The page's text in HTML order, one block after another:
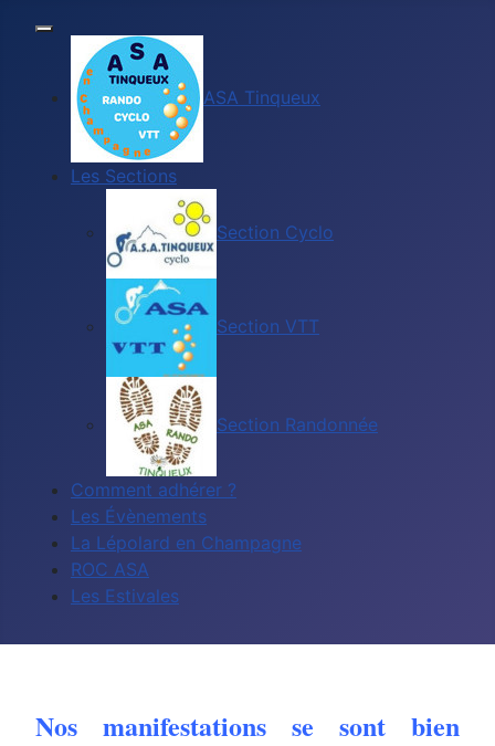
ASA Tinqueux
Les Sections
Section Cyclo
Section VTT
Section Randonnée
Comment adhérer ?
Les Évènements
La Lépolard en Champagne
ROC ASA
Les Estivales
Nos manifestations se sont bien